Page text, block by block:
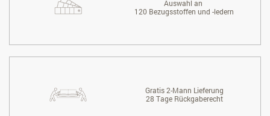
Auswahl an
120 Bezugsstoffen und -ledern
Gratis 2-Mann Lieferung
28 Tage Rückgaberecht